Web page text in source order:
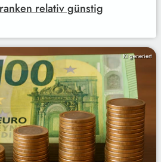
relativ günstig
KI generiert